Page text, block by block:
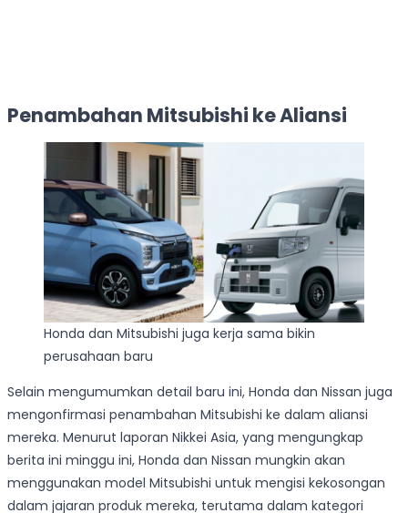
Penambahan Mitsubishi ke Aliansi
Honda dan Mitsubishi juga kerja sama bikin
perusahaan baru
Selain mengumumkan detail baru ini, Honda dan Nissan juga
mengonfirmasi penambahan Mitsubishi ke dalam aliansi
mereka. Menurut laporan Nikkei Asia, yang mengungkap
berita ini minggu ini, Honda dan Nissan mungkin akan
menggunakan model Mitsubishi untuk mengisi kekosongan
dalam jajaran produk mereka, terutama dalam kategori